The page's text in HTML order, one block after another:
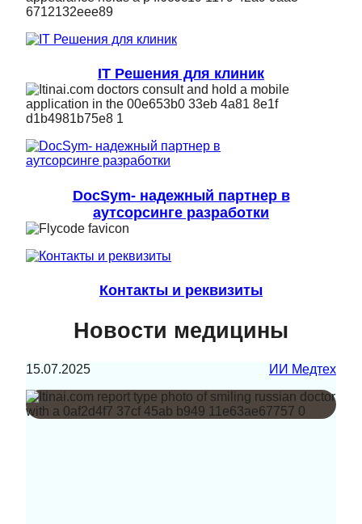
IT Решения для клиник
DocSym- надежный партнер в
аутсорсинге разработки
Контакты и реквизиты
Новости медицины
15.07.2025 ИИ Медтех